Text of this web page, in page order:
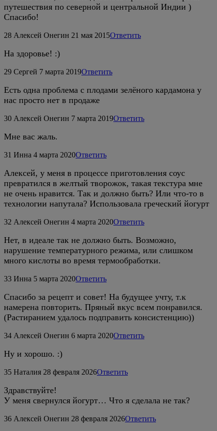
путешествия по северной и центральной Индии )
Спасибо!
28 Алексей Онегин 21 мая 2015Ответить
На здоровье! :)
29 Сергей 7 марта 2019Ответить
Есть одна проблема с плодами зелёного кардамона у
нас просто нет в продаже
30 Алексей Онегин 7 марта 2019Ответить
Мне вас жаль.
31 Инна 4 марта 2020Ответить
Алексей, у меня в процессе приготовления соус
превратился в желтый творожок, такая текстура мне
не очень нравится. Так и должно быть? Или что-то в
технологии напутала? Использовала греческий йогурт
32 Алексей Онегин 4 марта 2020Ответить
Нет, в идеале так не должно быть. Возможно,
нарушение температурного режима, или слишком
много кислоты во время термообработки.
33 Инна 5 марта 2020Ответить
Спасибо за рецепт и совет! На будущее учту, т.к
намерена повторить. Пряный вкус всем понравился.
(Растиранием удалось подправить консистенцию))
34 Алексей Онегин 6 марта 2020Ответить
Ну и хорошо. :)
35 Наталия 28 февраля 2026Ответить
Здравствуйте!
У меня свернулся йогурт… Что я сделала не так?
36 Алексей Онегин 28 февраля 2026Ответить